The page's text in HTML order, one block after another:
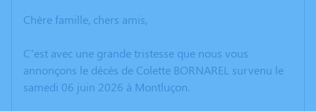
Chère famille, chers amis,
C’est avec une grande tristesse que nous vous
annonçons le décès de Colette BORNAREL survenu le
samedi 06 juin 2026 à Montluçon.